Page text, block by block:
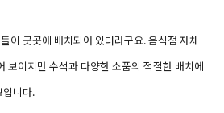
이 곳곳에 배치되어 있더라구요. 음식점 자체
보이지만 수석과 다양한 소품의 적절한 배치에
입니다.